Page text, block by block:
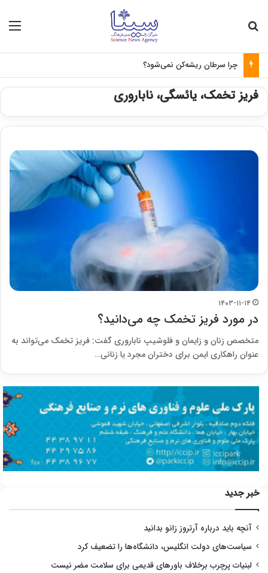
چرا سرطان ریشه‌کن نمی‌شود؟
فریز تخمک، یائسگی، ناباروری
۱۴۰۳-۱۱-۱۴
در مورد فریز تخمک چه می‌دانید؟
متخصص زنان و زایمان و فلوشیپ ناباروری گفت: فریز تخمک می‌تواند به
عنوان راهکاری ایمن برای دختران مجرد یا زنانی…
خبر جدید
آنچه باید درباره آرتروز زانو بدانید
سیاست‌های دولت انگلیس، دانشگاه‌ها را تضعیف کرد
لبنیات پرچرب برخلاف باورهای قدیمی برای سلامت مضر نیست